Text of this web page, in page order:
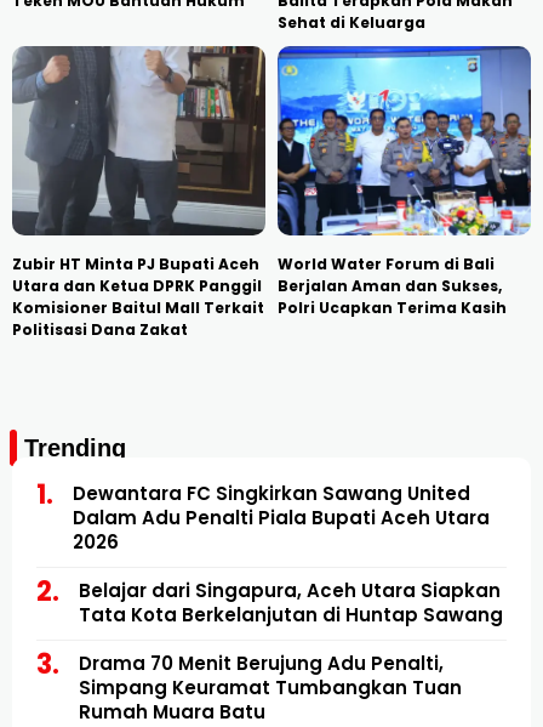
Sehat di Keluarga
Zubir HT Minta PJ Bupati Aceh
Utara dan Ketua DPRK Panggil
Komisioner Baitul Mall Terkait
Politisasi Dana Zakat
World Water Forum di Bali
Berjalan Aman dan Sukses,
Polri Ucapkan Terima Kasih
Trending
Dewantara FC Singkirkan Sawang United
Dalam Adu Penalti Piala Bupati Aceh Utara
2026
Belajar dari Singapura, Aceh Utara Siapkan
Tata Kota Berkelanjutan di Huntap Sawang
Drama 70 Menit Berujung Adu Penalti,
Simpang Keuramat Tumbangkan Tuan
Rumah Muara Batu